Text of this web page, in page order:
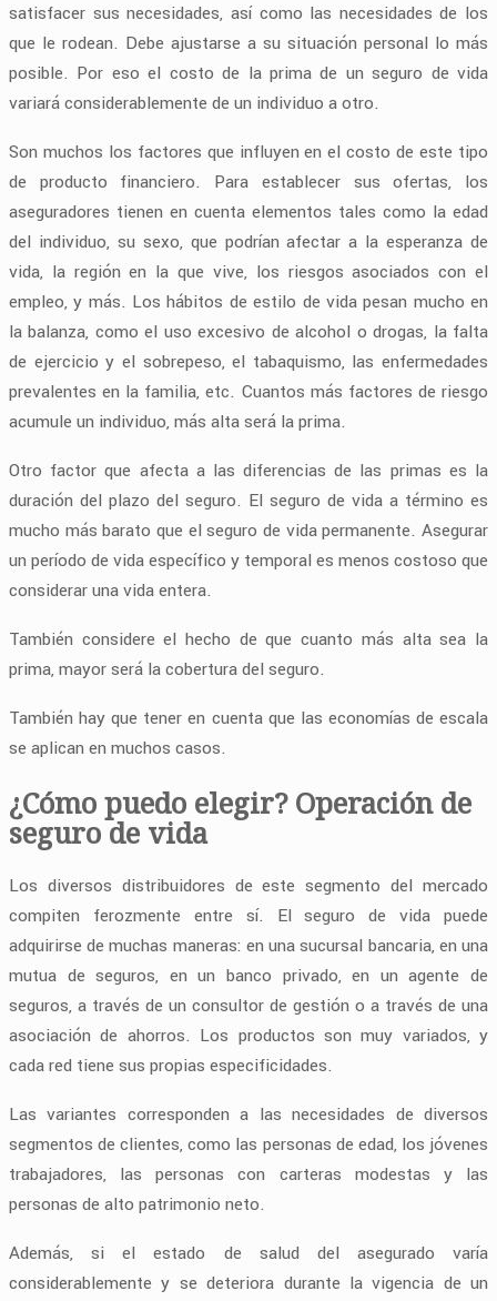
satisfacer sus necesidades, así como las necesidades de los
que le rodean. Debe ajustarse a su situación personal lo más
posible. Por eso el costo de la prima de un seguro de vida
variará considerablemente de un individuo a otro.
Son muchos los factores que influyen en el costo de este tipo
de producto financiero. Para establecer sus ofertas, los
aseguradores tienen en cuenta elementos tales como la edad
del individuo, su sexo, que podrían afectar a la esperanza de
vida, la región en la que vive, los riesgos asociados con el
empleo, y más. Los hábitos de estilo de vida pesan mucho en
la balanza, como el uso excesivo de alcohol o drogas, la falta
de ejercicio y el sobrepeso, el tabaquismo, las enfermedades
prevalentes en la familia, etc. Cuantos más factores de riesgo
acumule un individuo, más alta será la prima.
Otro factor que afecta a las diferencias de las primas es la
duración del plazo del seguro. El seguro de vida a término es
mucho más barato que el seguro de vida permanente. Asegurar
un período de vida específico y temporal es menos costoso que
considerar una vida entera.
También considere el hecho de que cuanto más alta sea la
prima, mayor será la cobertura del seguro.
También hay que tener en cuenta que las economías de escala
se aplican en muchos casos.
¿Cómo puedo elegir? Operación de
seguro de vida
Los diversos distribuidores de este segmento del mercado
compiten ferozmente entre sí. El seguro de vida puede
adquirirse de muchas maneras: en una sucursal bancaria, en una
mutua de seguros, en un banco privado, en un agente de
seguros, a través de un consultor de gestión o a través de una
asociación de ahorros. Los productos son muy variados, y
cada red tiene sus propias especificidades.
Las variantes corresponden a las necesidades de diversos
segmentos de clientes, como las personas de edad, los jóvenes
trabajadores, las personas con carteras modestas y las
personas de alto patrimonio neto.
Además, si el estado de salud del asegurado varía
considerablemente y se deteriora durante la vigencia de un